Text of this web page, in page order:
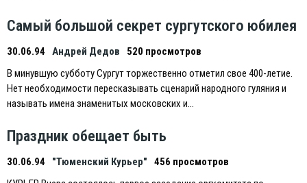
Самый большой секрет сургутского юбилея
30.06.94 Андрей Дедов
520 просмотров
В минувшую субботу Сургут торжественно отметил свое 400-летие.
Нет необходимости пересказывать сценарий народного гуляния и
называть имена знаменитых московских и…
Праздник обещает быть
30.06.94 "Тюменский Курьер"
456 просмотров